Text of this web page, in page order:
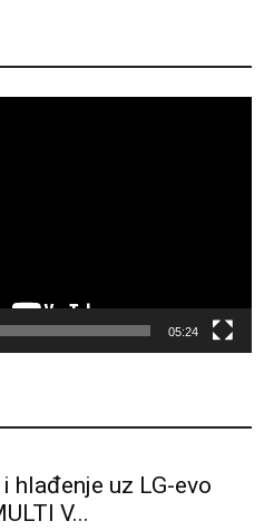
05:24
hlađenje uz LG-evo
V...